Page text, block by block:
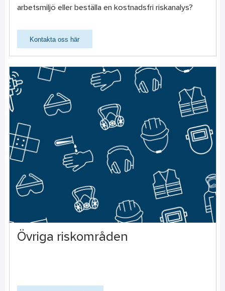
arbetsmiljö eller beställa en kostnadsfri riskanalys?
Kontakta oss här
Övriga riskområden